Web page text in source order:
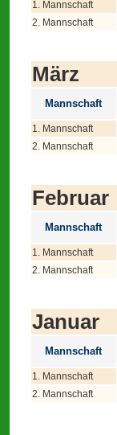
1. Mannschaft
2. Mannschaft
März
Mannschaft
1. Mannschaft
2. Mannschaft
Februar
Mannschaft
1. Mannschaft
2. Mannschaft
Januar
Mannschaft
1. Mannschaft
2. Mannschaft